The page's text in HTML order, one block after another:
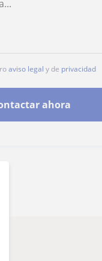
aviso legal y de privacidad
ahora